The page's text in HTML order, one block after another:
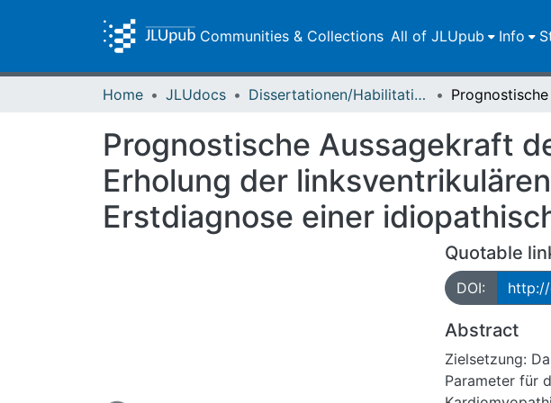
Communities & Collections All of JLUpub Info
Home JLUdocs Dissertationen/Habilitationen
Prognostische Aussagekraft
Erholung der
Erstdiagnose einer
Quotable
DOI:
Abstract
Zielsetzung:
Parameter für